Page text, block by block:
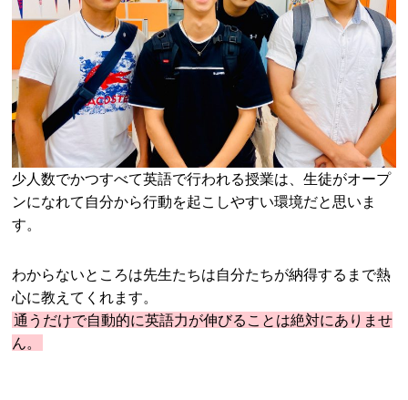
少人数でかつすべて英語で行われる授業は、生徒がオープ
ンになれて自分から行動を起こしやすい環境だと思いま
す。
わからないところは先生たちは自分たちが納得するまで熱
心に教えてくれます。
通うだけで自動的に英語力が伸びることは絶対にありませ
ん。